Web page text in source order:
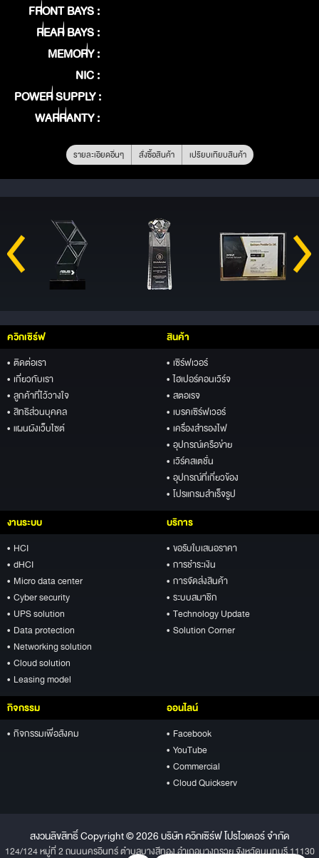
FRONT BAYS :
REAR BAYS :
MEMORY :
NIC :
POWER SUPPLY :
WARRANTY :
รายละเอียดอื่นๆ สั่งซื้อสินค้า เปรียบเทียบสินค้า
ควิกเซิร์ฟ
• ติดต่อเรา
• เกี่ยวกับเรา
• ลูกค้าที่ไว้วางใจ
• สิทธิส่วนบุคคล
• แผนผังเว็บไซต์
สินค้า
• เซิร์ฟเวอร์
• ไฮเปอร์คอนเวิร์จ
• สตอเรจ
• เบรคเซิร์ฟเวอร์
• เครื่องสำรองไฟ
• อุปกรณ์เครือข่าย
• เวิร์คสเตชั่น
• อุปกรณ์ที่เกี่ยวข้อง
• โปรแกรมสำเร็จรูป
งานระบบ
• HCI
• dHCI
• Micro data center
• Cyber security
• UPS solution
• Data protection
• Networking solution
• Cloud solution
• Leasing model
บริการ
• ขอรับใบเสนอราคา
• การชำระเงิน
• การจัดส่งสินค้า
• ระบบสมาชิก
• Technology Update
• Solution Corner
กิจกรรม
• กิจกรรมเพื่อสังคม
ออนไลน์
• Facebook
• YouTube
• Commercial
• Cloud Quickserv
สงวนลิขสิทธิ์ Copyright © 2026 บริษัท ควิกเซิร์ฟ โปรไวเดอร์ จำกัด
124/124 หมู่ที่ 2 ถนนนครอินทร์ ตำบลบางสีทอง อำเภอบางกรวย จังหวัดนนทบุรี 11130